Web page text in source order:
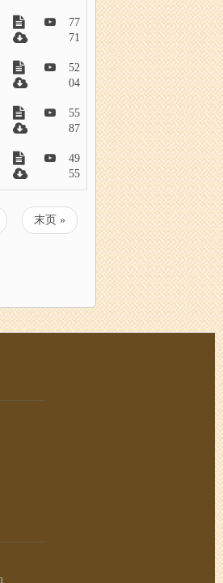
77
71
52
04
55
87
49
55
末
页
末页 »